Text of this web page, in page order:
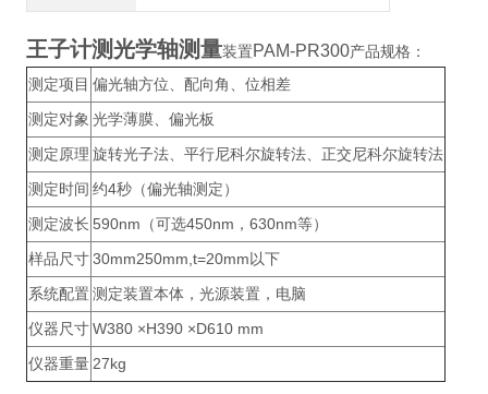
王子计测光学轴测量装置PAM-PR300产品规格：
测定项目 偏光轴方位、配向角、位相差
测定对象 光学薄膜、偏光板
测定原理 旋转光子法、平行尼科尔旋转法、正交尼科尔旋转法
测定时间 约4秒（偏光轴测定）
测定波长 590nm（可选450nm，630nm等）
样品尺寸30mm250mm,t=20mm以下
系统配置 测定装置本体，光源装置，电脑
仪器尺寸W380 ×H390 ×D610 mm
仪器重量27kg